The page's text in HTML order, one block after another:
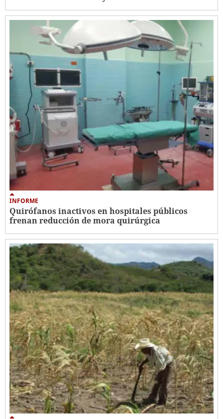
INFORME
Quirófanos inactivos en hospitales públicos
frenan reducción de mora quirúrgica